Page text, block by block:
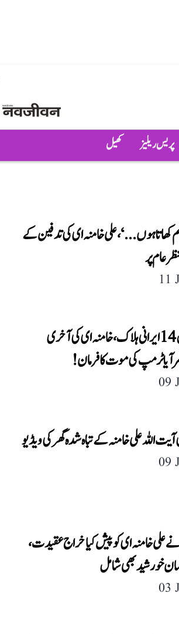
پریس ریلیز کھیل
کھاتا ہوں...‘، علی خامنہ ای کی تدفین کے
عام پر
11
امریکہ کے تازہ حملوں میں 14 ایرانی ہلاک، خامنہ ای کی آخری
ٹرمپ کی موت کا فرمان!
09
اللہ علی خامنہ کے تباہ شدہ گھر کی ویڈیو
09
علی خامنہ ای کو پیش کیا خراج عقیدت،
خورشید بھی شامل
03